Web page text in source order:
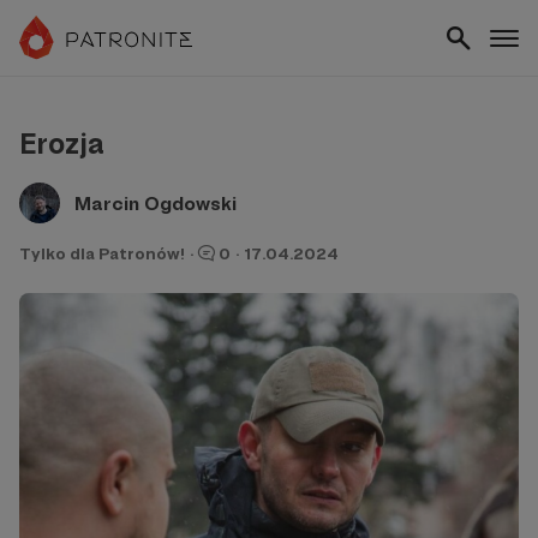
Erozja
Marcin Ogdowski
Tylko dla Patronów! · 0 · 17.04.2024